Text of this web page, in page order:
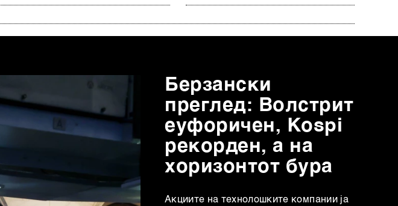
Берзански
преглед: Волстрит
еуфоричен, Коspi
рекорден, а на
хоризонтот бура
Акциите на технолошките компании ја